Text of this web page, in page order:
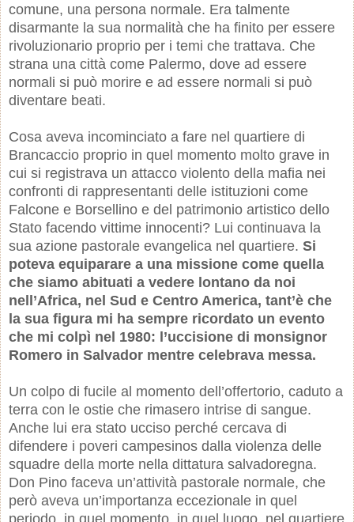
comune, una persona normale. Era talmente
disarmante la sua normalità che ha finito per essere
rivoluzionario proprio per i temi che trattava. Che
strana una città come Palermo, dove ad essere
normali si può morire e ad essere normali si può
diventare beati.
Cosa aveva incominciato a fare nel quartiere di
Brancaccio proprio in quel momento molto grave in
cui si registrava un attacco violento della mafia nei
confronti di rappresentanti delle istituzioni come
Falcone e Borsellino e del patrimonio artistico dello
Stato facendo vittime innocenti? Lui continuava la
sua azione pastorale evangelica nel quartiere. Si
poteva equiparare a una missione come quella
che siamo abituati a vedere lontano da noi
nell’Africa, nel Sud e Centro America, tant’è che
la sua figura mi ha sempre ricordato un evento
che mi colpì nel 1980: l’uccisione di monsignor
Romero in Salvador mentre celebrava messa.
Un colpo di fucile al momento dell’offertorio, caduto a
terra con le ostie che rimasero intrise di sangue.
Anche lui era stato ucciso perché cercava di
difendere i poveri campesinos dalla violenza delle
squadre della morte nella dittatura salvadoregna.
Don Pino faceva un’attività pastorale normale, che
però aveva un’importanza eccezionale in quel
periodo, in quel momento, in quel luogo, nel quartiere